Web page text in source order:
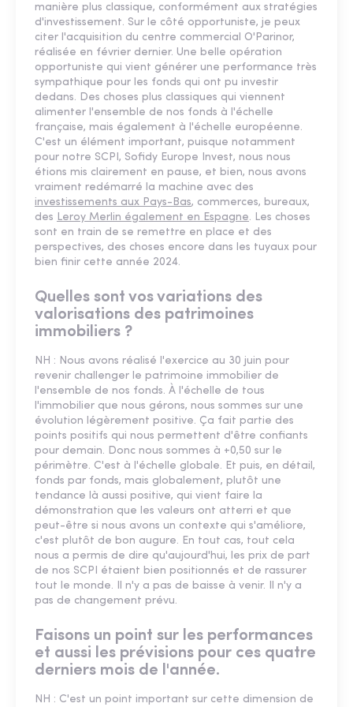
manière plus classique, conformément aux stratégies
d'investissement. Sur le côté opportuniste, je peux
citer l'acquisition du centre commercial O'Parinor,
réalisée en février dernier. Une belle opération
opportuniste qui vient générer une performance très
sympathique pour les fonds qui ont pu investir
dedans. Des choses plus classiques qui viennent
alimenter l'ensemble de nos fonds à l'échelle
française, mais également à l'échelle européenne.
C'est un élément important, puisque notamment
pour notre SCPI, Sofidy Europe Invest, nous nous
étions mis clairement en pause, et bien, nous avons
vraiment redémarré la machine avec des
investissements aux Pays-Bas, commerces, bureaux,
des Leroy Merlin également en Espagne. Les choses
sont en train de se remettre en place et des
perspectives, des choses encore dans les tuyaux pour
bien finir cette année 2024.
Quelles sont vos variations des
valorisations des patrimoines
immobiliers ?
NH : Nous avons réalisé l'exercice au 30 juin pour
revenir challenger le patrimoine immobilier de
l'ensemble de nos fonds. À l'échelle de tous
l'immobilier que nous gérons, nous sommes sur une
évolution légèrement positive. Ça fait partie des
points positifs qui nous permettent d'être confiants
pour demain. Donc nous sommes à +0,50 sur le
périmètre. C'est à l'échelle globale. Et puis, en détail,
fonds par fonds, mais globalement, plutôt une
tendance là aussi positive, qui vient faire la
démonstration que les valeurs ont atterri et que
peut-être si nous avons un contexte qui s'améliore,
c'est plutôt de bon augure. En tout cas, tout cela
nous a permis de dire qu'aujourd'hui, les prix de part
de nos SCPI étaient bien positionnés et de rassurer
tout le monde. Il n'y a pas de baisse à venir. Il n'y a
pas de changement prévu.
Faisons un point sur les performances
et aussi les prévisions pour ces quatre
derniers mois de l'année.
NH : C'est un point important sur cette dimension de